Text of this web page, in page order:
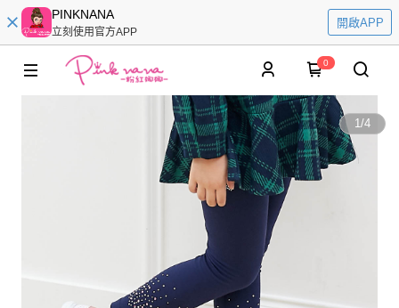
PINKNANA
立刻使用官方APP
開啟APP
0
1/4